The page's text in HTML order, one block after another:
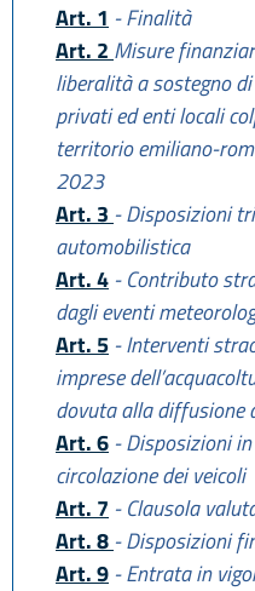
Art. 1 - Finalità
Art. 2 Misure
liberalità a sostegno
privati ed enti locali
territorio emiliano-
2023
Art. 3 - Disposizioni
automobilistica
Art. 4 - Contributo
dagli eventi
Art. 5 - Interventi
imprese
dovuta alla diffusione
Art. 6 - Disposizioni
circolazione dei veicoli
Art. 7 - Clausola
Art. 8 - Disposizioni
Art. 9 - Entrata in